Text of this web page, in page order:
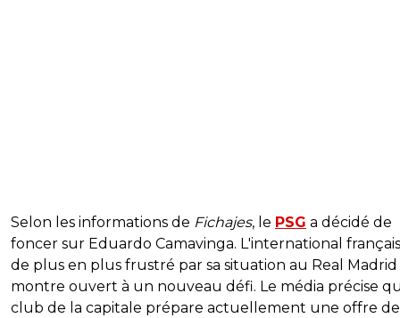
Selon les informations de Fichajes, le PSG a décidé de
foncer sur Eduardo Camavinga. L'international
de plus en plus frustré par sa situation au Real Madrid
montre ouvert à un nouveau défi. Le média précise
club de la capitale prépare actuellement une offre